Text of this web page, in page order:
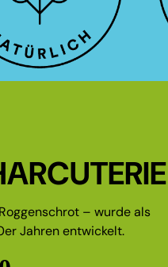
– wurde als
Jahren entwickelt.